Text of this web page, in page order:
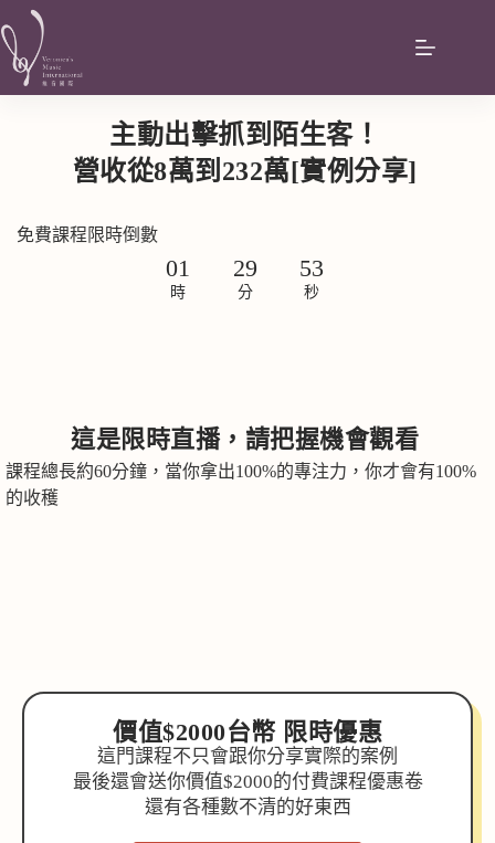
主動出擊抓到陌生客！
營收從8萬到232萬[實例分享]
免費課程限時倒數
01
時
29
分
52
秒
這是限時直播，請把握機會觀看
課程總長約60分鐘，當你拿出100%的專注力，你才會有100%
的收穫
價值$2000台幣限時優惠
這門課程不只會跟你分享實際的案例
最後還會送你價值$2000的付費課程優惠卷
還有各種數不清的好東西